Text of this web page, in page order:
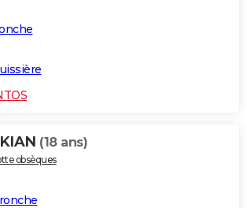
(18 ans)
obsèques